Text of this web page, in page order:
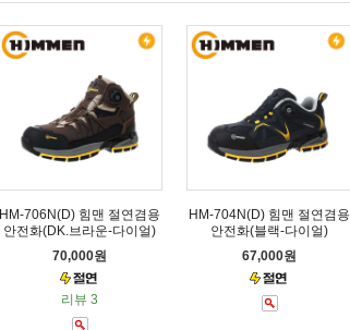
HM-706N(D) 힘맨 절연겸용
안전화(DK.브라운-다이얼)
70,000원
리뷰 3
HM-704N(D) 힘맨 절연겸용
안전화(블랙-다이얼)
67,000원